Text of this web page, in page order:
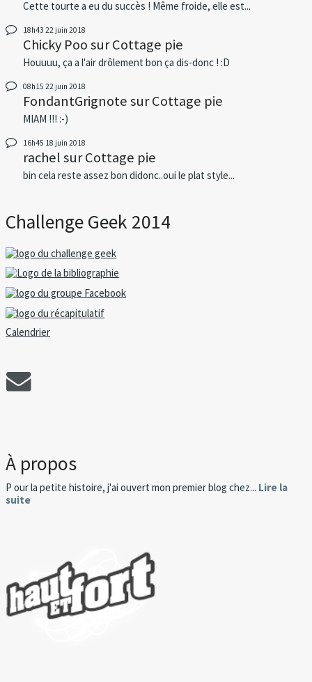
Cette tourte a eu du succès ! Même froide, elle est...
18h43 22 juin 2018
Chicky PoosurCottage pie
Houuuu, ça a l'air drôlement bon ça dis-donc ! :D
08h15 22 juin 2018
FondantGrignotesurCottage pie
MIAM !!! :-)
16h45 18 juin 2018
rachelsurCottage pie
bin cela reste assez bon didonc..oui le plat style...
Challenge Geek 2014
Calendrier
À propos
P our la petite histoire, j'ai ouvert mon premier blog chez... Lire la
suite